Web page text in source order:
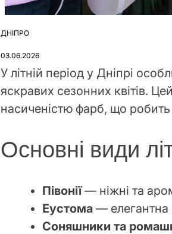
ОПУБЛІКУВАТИ
ДНІПРО
03.06.2026
У літній період у Дніпрі
яскравих сезонних квітів.
насиченістю фарб, що робить
Основні види
Півонії— ніжні та
Еустома — елегантна
Соняшники та